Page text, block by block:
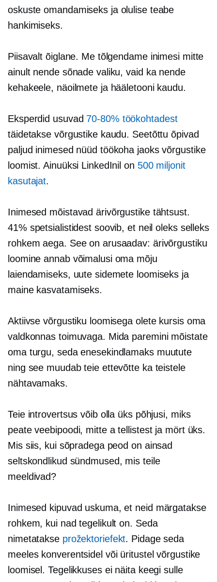
oskuste omandamiseks ja olulise teabe
hankimiseks.
Piisavalt õiglane. Me tõlgendame inimesi mitte
ainult nende sõnade valiku, vaid ka nende
kehakeele, näoilmete ja hääletooni kaudu.
Eksperdid usuvad 70-80% töökohtadest
täidetakse võrgustike kaudu. Seetõttu õpivad
paljud inimesed nüüd töökoha jaoks võrgustike
loomist. Ainuüksi LinkedInil on 500 miljonit
kasutajat.
Inimesed mõistavad ärivõrgustike tähtsust.
41% spetsialistidest soovib, et neil oleks selleks
rohkem aega. See on arusaadav: ärivõrgustiku
loomine annab võimalusi oma mõju
laiendamiseks, uute sidemete loomiseks ja
maine kasvatamiseks.
Aktiivse võrgustiku loomisega olete kursis oma
valdkonnas toimuvaga. Mida paremini mõistate
oma turgu, seda enesekindlamaks muutute
ning see muudab teie ettevõtte ka teistele
nähtavamaks.
Teie introvertsus võib olla üks põhjusi, miks
peate veebipoodi, mitte atellistest ja mörtüks.
Mis siis, kui sõpradega peod on ainsad
seltskondlikud sündmused, mis teile
meeldivad?
Inimesed kipuvad uskuma, et neid märgatakse
rohkem, kui nad tegelikult on. Seda
nimetatakse prožektoriefekt. Pidage seda
meeles konverentsidel või üritustel võrgustike
loomisel. Tegelikkuses ei näita keegi sulle